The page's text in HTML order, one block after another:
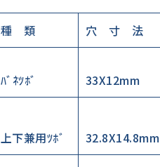
種 類 穴 寸 法
ﾊﾞﾈﾂﾎﾞ 33X12mm
上下兼用ﾂﾎﾞ 32.8X14.8mm